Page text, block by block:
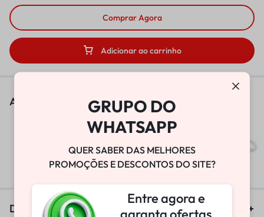
Adicionar ao carrinho
Comprar Agora
As pessoas também viram
BOMBA DE VÁCUO
R$25.800,00
Descrição
GRUPO DO
WHATSAPP
QUER SABER DAS MELHORES
PROMOÇÕES E DESCONTOS DO SITE?
Entre agora e